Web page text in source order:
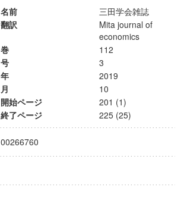
名前
三田学会雑誌
翻訳
Mita journal of
economics
巻
112
号
3
年
2019
月
10
開始ページ
201 (1)
終了ページ
225 (25)
00266760